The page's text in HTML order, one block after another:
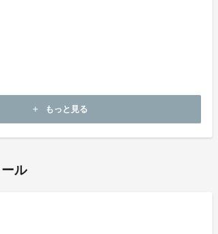
で登録をお願いします。
add もっと見る
ル